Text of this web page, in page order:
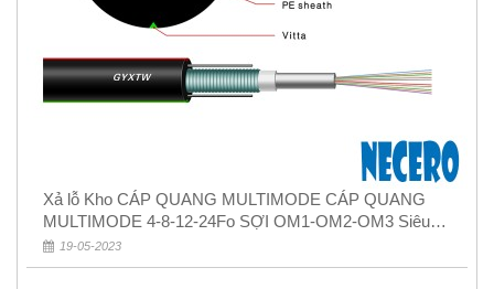
Xả lỗ Kho CÁP QUANG MULTIMODE CÁP QUANG
MULTIMODE 4-8-12-24Fo SỢI OM1-OM2-OM3 Siêu
Rẻ 5k
19-05-2023